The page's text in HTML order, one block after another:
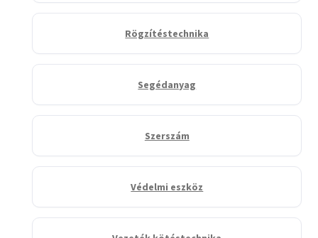
Rögzítéstechnika
Segédanyag
Szerszám
Védelmi eszköz